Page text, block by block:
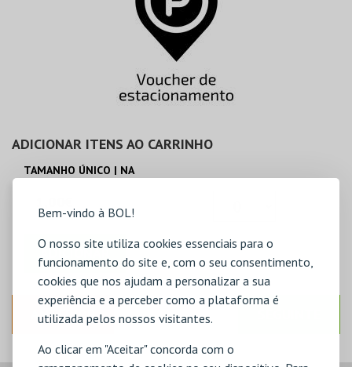
Bem-vindo à BOL!
O nosso site utiliza cookies essenciais para o
funcionamento do site e, com o seu consentimento,
cookies que nos ajudam a personalizar a sua
experiência e a perceber como a plataforma é
utilizada pelos nossos visitantes.
Ao clicar em "Aceitar" concorda com o
ADICIONAR ITENS AO CARRINHO
TAMANHO ÚNICO | NA
ADICIONAR
ANTERIOR